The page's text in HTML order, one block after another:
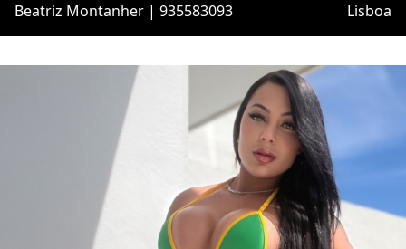
Beatriz Montanher | 935583093 Lisboa